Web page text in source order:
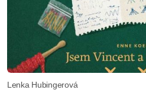
Lenka Hubingerová